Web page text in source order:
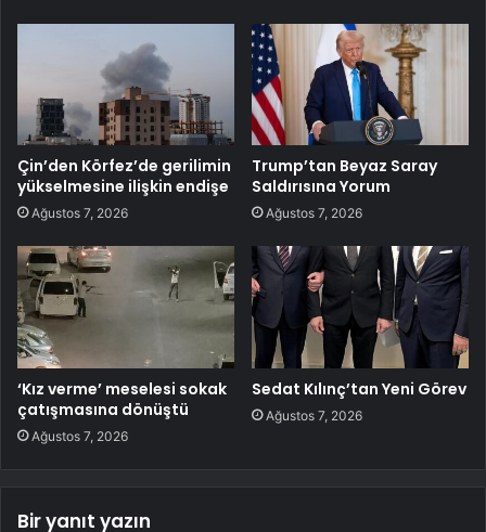
Çin’den Körfez’de gerilimin
yükselmesine ilişkin endişe
Ağustos 7, 2026
Trump’tan Beyaz Saray
Saldırısına Yorum
Ağustos 7, 2026
‘Kız verme’ meselesi sokak
çatışmasına dönüştü
Ağustos 7, 2026
Sedat Kılınç’tan Yeni Görev
Ağustos 7, 2026
Bir yanıt yazın